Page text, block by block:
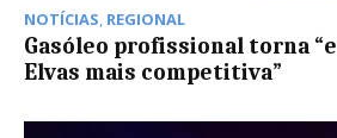
NOTÍCIAS, REGIONAL
Gasóleo profissional torna
Elvas mais competitiva”